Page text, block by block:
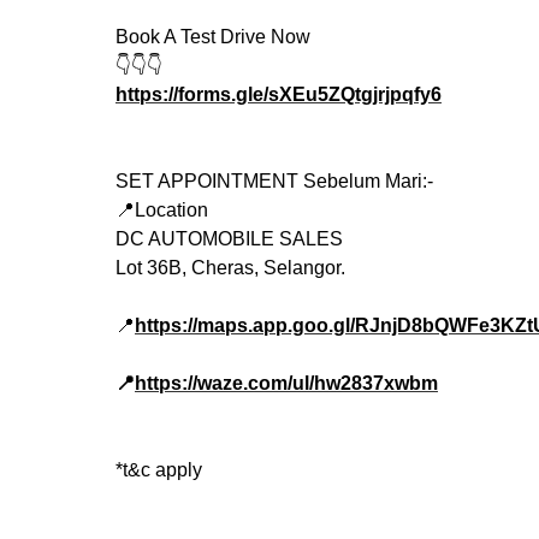
Book A Test Drive Now
👇👇👇
https://forms.gle/sXEu5ZQtgjrjpqfy6
SET APPOINTMENT Sebelum Mari:-
📍Location
DC AUTOMOBILE SALES
Lot 36B, Cheras, Selangor.
📍 https://maps.app.goo.gl/
📍 https://waze.com/ul/hw2837xwbm
*t&c apply